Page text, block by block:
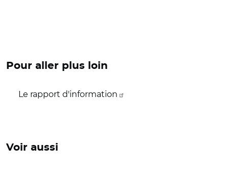
Pour aller plus loin
Le rapport d'information
Voir aussi